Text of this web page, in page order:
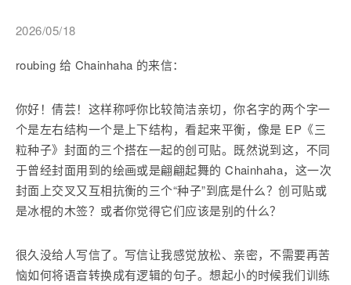
2026/05/18
roubing 给 Chainhaha 的来信：
你好！倩芸！这样称呼你比较简洁亲切，你名字的两个字一
个是左右结构一个是上下结构，看起来平衡，像是 EP《三
粒种子》封面的三个搭在一起的创可贴。既然说到这，不同
于曾经封面用到的绘画或是翩翩起舞的 Chainhaha，这一次
封面上交叉又互相抗衡的三个“种子”到底是什么？创可贴或
是冰棍的木签？或者你觉得它们应该是别的什么？
很久没给人写信了。写信让我感觉放松、亲密，不需要再苦
恼如何将语音转换成有逻辑的句子。想起小的时候我们训练